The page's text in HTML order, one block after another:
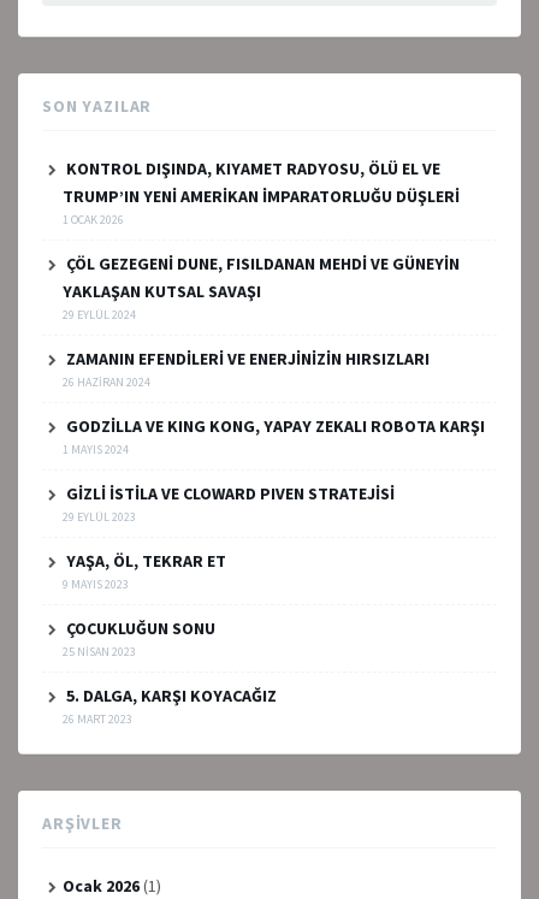
SON YAZILAR
KONTROL DIŞINDA, KIYAMET RADYOSU, ÖLÜ EL VE
TRUMP’IN YENİ AMERİKAN İMPARATORLUĞU DÜŞLERİ
1 OCAK 2026
ÇÖL GEZEGENİ DUNE, FISILDANAN MEHDİ VE GÜNEYİN
YAKLAŞAN KUTSAL SAVAŞI
29 EYLÜL 2024
ZAMANIN EFENDİLERİ VE ENERJİNİZİN HIRSIZLARI
26 HAZIRAN 2024
GODZİLLA VE KING KONG, YAPAY ZEKALI ROBOTA KARŞI
1 MAYIS 2024
GİZLİ İSTİLA VE CLOWARD PIVEN STRATEJİSİ
29 EYLÜL 2023
YAŞA, ÖL, TEKRAR ET
9 MAYIS 2023
ÇOCUKLUĞUN SONU
25 NISAN 2023
5. DALGA, KARŞI KOYACAĞIZ
26 MART 2023
ARŞIVLER
Ocak 2026(1)